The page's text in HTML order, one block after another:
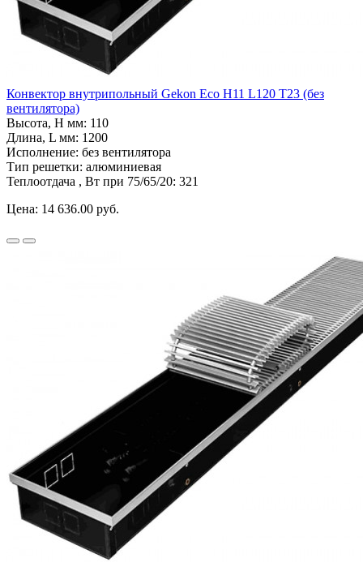
Конвектор внутрипольный Gekon Eco H11 L120 T23 (без
вентилятора)
Высота, H мм: 110
Длина, L мм: 1200
Исполнение: без вентилятора
Тип решетки: алюминиевая
Теплоотдача , Вт при 75/65/20: 321
Цена: 14 636.00 руб.